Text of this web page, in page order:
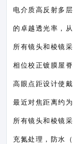
电介质高反射多
的卓越透光率，
所有镜头和棱镜
相位校正镀膜屋
高眼点距设计使
最近对焦距离约
所有镜头和棱镜
充氮处理，防水